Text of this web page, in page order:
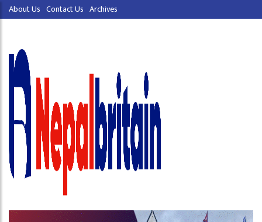
About Us Contact Us Archives